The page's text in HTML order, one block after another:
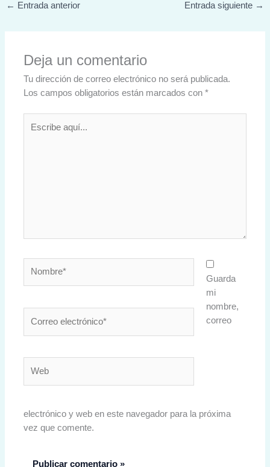
← Entrada anterior Entrada siguiente →
Deja un comentario
Tu dirección de correo electrónico no será publicada.
Los campos obligatorios están marcados con*
aquí...
electrónico*
Guarda
mi
nombre,
correo
electrónico y web en este navegador para la próxima
vez que comente.